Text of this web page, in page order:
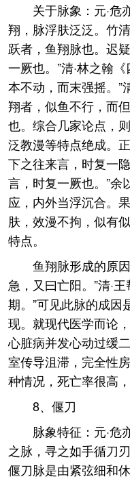
关于脉象：元·危
翔，脉浮肤泛泛。竹
跃者，鱼翔脉也。迟
一厥也。”清·林之翰
本不动，而末强摇。”
翔者，似鱼不行，而
也。综合几家论点，
泛教漫等特点绝成。
下之往来言，时复一
言，时复一厥也。”余
应，内外当浮沉合。
肤，效漫不拘，似有
特点。
鱼翔脉形成的原
急，又曰亡阳。”清·
期。”可见此脉的成因
现。就现代医学而论
心脏病并发心动过缓
室传导沮滞，完全性
种情况，死亡率很高
8、偃刀
脉象特征：元·危
之脉，寻之如手循刀
偃刀脉是由紧弦细和